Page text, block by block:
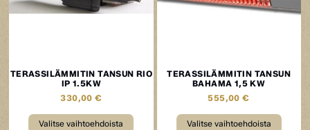
TERASSILÄMMITIN TANSUN RIO
IP 1.5KW
330,00€
Valitse vaihtoehdoista
TERASSILÄMMITIN TANSUN
BAHAMA 1,5 KW
555,00€
Valitse vaihtoehdoista